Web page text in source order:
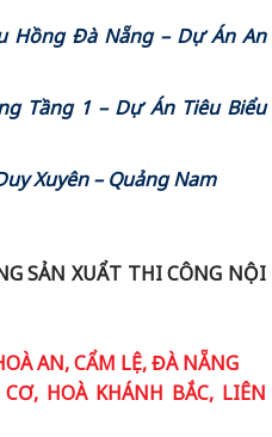
Hồng Đà Nẵng – Dự Án An
Tầng 1 – Dự Án Tiêu Biểu
Xuyên – Quảng Nam
SẢN XUẨT THI CÔNG NỘI
AN, CẨM LỆ, ĐÀ NẴNG
HOÀ KHÁNH BẮC, LIÊN